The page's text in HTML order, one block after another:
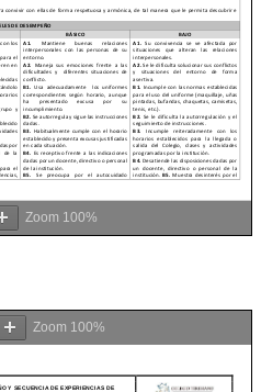
Zoom 100%
Zoom 100%